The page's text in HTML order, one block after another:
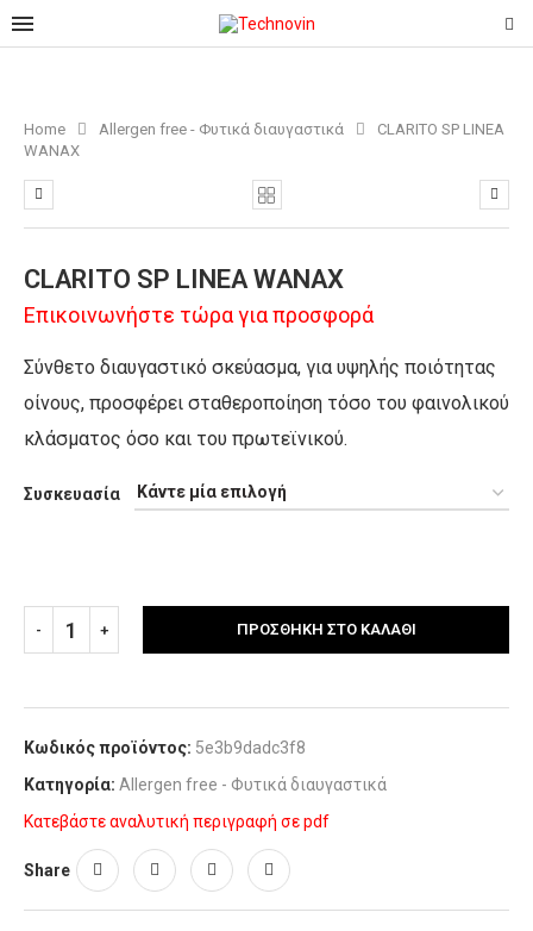
Home Allergen free - Φυτικά διαυγαστικά
CLARITO SP LINEA
WANAX
CLARITO SP LINEA WANAX
Επικοινωνήστε τώρα για προσφορά
Σύνθετο διαυγαστικό σκεύασμα, για υψηλής ποιότητας
οίνους, προσφέρει σταθεροποίηση τόσο του φαινολικού
κλάσματος όσο και του πρωτεϊνικού.
Συσκευασία
ΠΡΟΣΘΉΚΗ ΣΤΟ ΚΑΛΆΘΙ
Κωδικός προϊόντος: 5e3b9dadc3f8
Κατηγορία: Allergen free - Φυτικά διαυγαστικά
Κατεβάστε αναλυτική περιγραφή σε pdf
Share